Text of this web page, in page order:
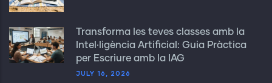
Transforma les teves classes amb la
Intel·ligència Artificial: Guia Pràctica
per Escriure amb la IAG
JULY 16, 2026